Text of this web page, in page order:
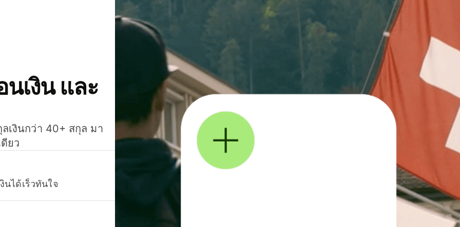
เงิน และ
เงินกว่า 40+ สกุล มา
ยว
นได้เร็วทันใจ